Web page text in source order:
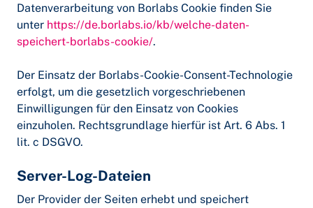
Datenverarbeitung von Borlabs Cookie finden Sie
unter https://de.borlabs.io/kb/welche-daten-
speichert-borlabs-cookie/.
Der Einsatz der Borlabs-Cookie-Consent-Technologie
erfolgt, um die gesetzlich vorgeschriebenen
Einwilligungen für den Einsatz von Cookies
einzuholen. Rechtsgrundlage hierfür ist Art. 6 Abs. 1
lit. c DSGVO.
Server-Log-Dateien
Der Provider der Seiten erhebt und speichert